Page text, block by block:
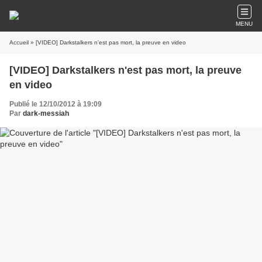
MENU
Accueil » [VIDEO] Darkstalkers n'est pas mort, la preuve en video
[VIDEO] Darkstalkers n'est pas mort, la preuve
en video
Publié le 12/10/2012 à 19:09
Par dark-messiah